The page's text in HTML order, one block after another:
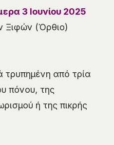
3 Ιουνίου 2025
Ξιφών (Όρθιο)
τρυπημένη από τρία
πόνου, της
ή της πικρής